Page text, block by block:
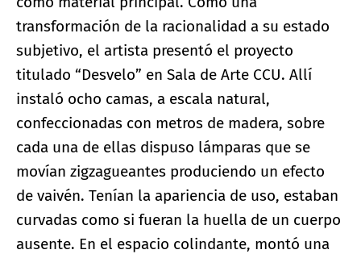
transformación de la racionalidad a su estado
subjetivo, el artista presentó el proyecto
titulado “Desvelo” en Sala de Arte CCU. Allí
instaló ocho camas, a escala natural,
confeccionadas con metros de madera, sobre
cada una de ellas dispuso lámparas que se
movían zigzagueantes produciendo un efecto
de vaivén. Tenían la apariencia de uso, estaban
curvadas como si fueran la huella de un cuerpo
ausente. En el espacio colindante, montó una